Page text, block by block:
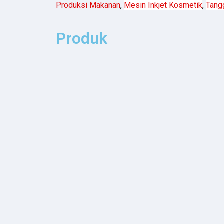
Produksi Makanan, Mesin Inkjet Kosmetik,
Produk